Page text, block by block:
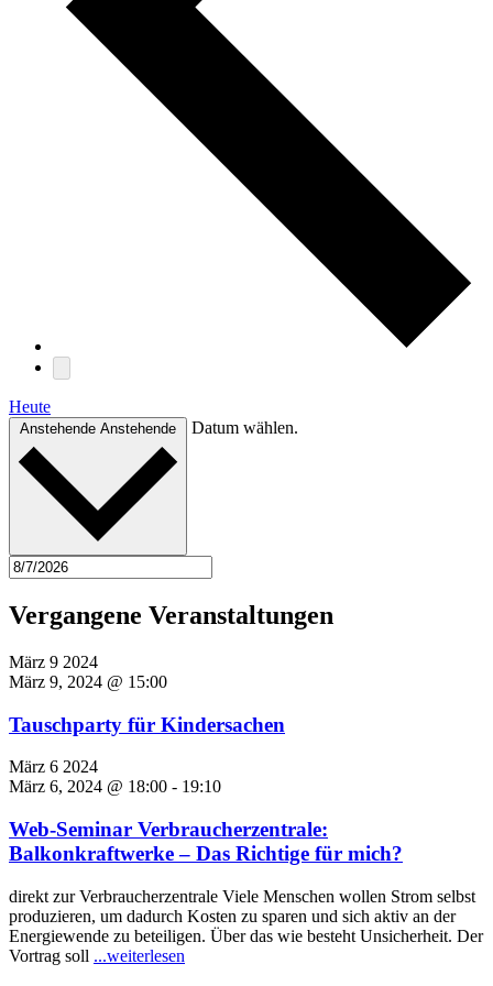
Heute
Anstehende Anstehende Datum wählen.
Vergangene Veranstaltungen
März 9 2024
März 9, 2024 @ 15:00
Tauschparty für Kindersachen
März 6 2024
März 6, 2024 @ 18:00 - 19:10
Web-Seminar Verbraucherzentrale:
Balkonkraftwerke – Das Richtige für mich?
direkt zur Verbraucherzentrale Viele Menschen wollen Strom selbst
produzieren, um dadurch Kosten zu sparen und sich aktiv an der
Energiewende zu beteiligen. Über das wie besteht Unsicherheit. Der
Vortrag soll ...weiterlesen